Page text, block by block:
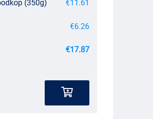
(350g) €11.61
€6.26
€17.87